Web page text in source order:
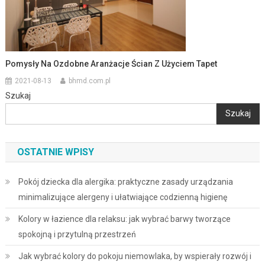
Pomysły Na Ozdobne Aranżacje Ścian Z Użyciem Tapet
2021-08-13 bhmd.com.pl
Szukaj
Szukaj
OSTATNIE WPISY
Pokój dziecka dla alergika: praktyczne zasady urządzania
minimalizujące alergeny i ułatwiające codzienną higienę
Kolory w łazience dla relaksu: jak wybrać barwy tworzące
spokojną i przytulną przestrzeń
Jak wybrać kolory do pokoju niemowlaka, by wspierały rozwój i